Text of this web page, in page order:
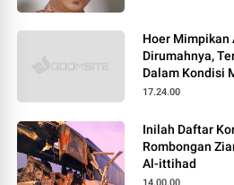
Hoer Mimpikan
Dirumahnya,
Dalam Kondisi
17.24.00
Inilah Daftar
Rombongan
Al-ittihad
14.00.00